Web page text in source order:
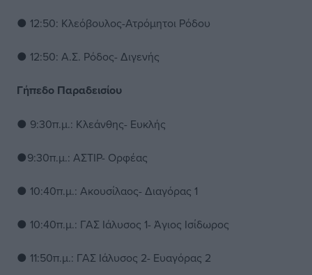
● 12:50: Κλεόβουλος-Ατρόμητοι Ρόδου
● 12:50: Α.Σ. Ρόδος- Διγενής
Γήπεδο Παραδεισίου
● 9:30π.μ.: Κλεάνθης- Ευκλής
●9:30π.μ.: ΑΣΤΙΡ- Ορφέας
● 10:40π.μ.: Ακουσίλαος- Διαγόρας 1
● 10:40π.μ.: ΓΑΣ Ιάλυσος 1- Άγιος Ισίδωρος
● 11:50π.μ.: ΓΑΣ Ιάλυσος 2- Ευαγόρας 2